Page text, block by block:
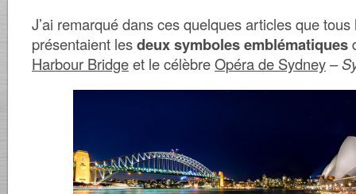
J’ai remarqué dans ces quelques articles que
présentaient lesdeux symboles emblématiques
Harbour Bridgeet le célèbreOpéra de Sydney–